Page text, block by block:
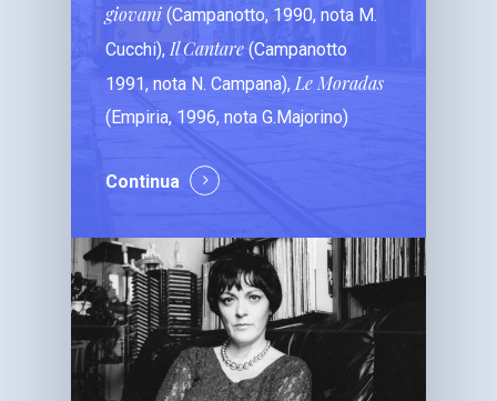
giovani (Campanotto, 1990, nota M.
Cucchi), Il Cantare (Campanotto
1991, nota N. Campana), Le Moradas
(Empiria, 1996, nota G.Majorino)
Continua